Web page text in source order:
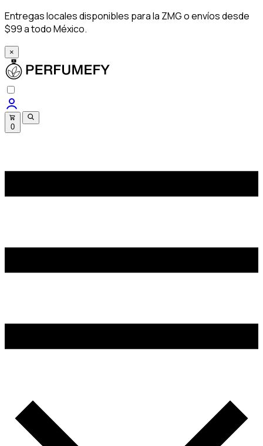
Entregas locales disponibles para la ZMG o envíos desde
$99 a todo México.
×
0